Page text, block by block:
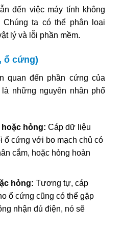
đến việc máy tính không
ta có thể phân loại
lý và lỗi phần mềm.
ổ cứng)
quan đến phần cứng của
những nguyên nhân phổ
hoặc hỏng: Cáp dữ liệu
ổ cứng với bo mạch chủ có
cắm, hoặc hỏng hoàn
hỏng: Tương tự, cáp
ổ cứng cũng có thể gặp
nhận đủ điện, nó sẽ